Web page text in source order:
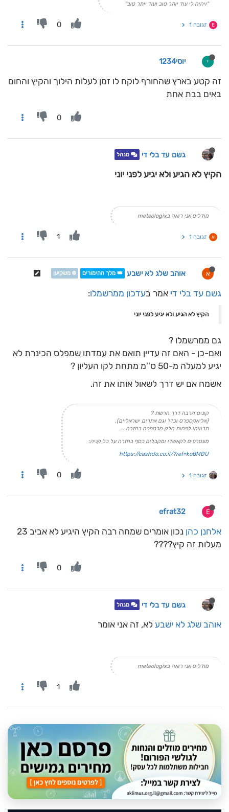
"ויהיה לי עוד יותר טוב ועוד יותר טוב"
E תגובה 1 0
י יוסי1234
זה קטע בארץ שהחורף לוקח לו זמן לעלות הילוך והקיץ והחום
באים בבת אחת
0
גשם עד בלי די מנהל
הקיץ לא הגיע ולא יגיע לפני יוני
מודלים אני רואה בmeteologix
א תגובה 1 1
א אוהב שלג לא ישבע 👑 מלך ההימורים ❄️ משקיען
גשם עד בלי די אמר בעדכון ממרשמלו:
הקיץ לא הגיע ולא יגיע לפני יוני
גם ממרשמלו ?
ואם-כן - האם זה עדיין תואם את עמדתו שמפלס הכינרת לא
יגיע למעלה מ-50 ס''מ מתחת לקו העליון ?
אשמח אם יש דרך לשאול אותו את זה.
קונים הרבה דרך הרשת ?
(אליאקספרס וכדו' וגם אתרים ישראליים),
תרוויחו לפחות חלק מכספכם בחזרה...
מצטרפים לקאשדו ומקבלים כסף בחזרה על כל קניה:
https://cashdo.co.il/?ref=koBMDU
תגובה 1 0
E
efrat32
אלחנן כהן
נכון אומרים שמחה רבה הקיץ היגיע לא אביב 23
מעלות זה קיץ????
0
גשם עד בלי די מנהל
אוהב שלג לא ישבע לא, זה אני אומר
מודלים אני רואה בmeteologix
1